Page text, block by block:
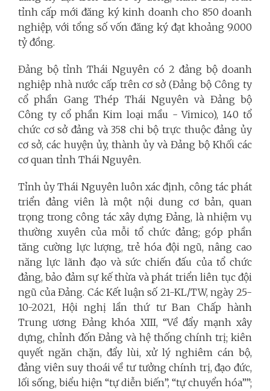
tỉnh cấp mới đăng ký kinh doanh cho 850 doanh
nghiệp, với tổng số vốn đăng ký đạt khoảng 9.000
tỷ đồng.
Đảng bộ tỉnh Thái Nguyên có 2 đảng bộ doanh
nghiệp nhà nước cấp trên cơ sở (Đảng bộ Công ty
cổ phần Gang Thép Thái Nguyên và Đảng bộ
Công ty cổ phần Kim loại mầu - Vimico), 140 tổ
chức cơ sở đảng và 358 chi bộ trực thuộc đảng ủy
cơ sở, các huyện ủy, thành ủy và Đảng bộ Khối các
cơ quan tỉnh Thái Nguyên.
Tỉnh ủy Thái Nguyên luôn xác định, công tác phát
triển đảng viên là một nội dung cơ bản, quan
trọng trong công tác xây dựng Đảng, là nhiệm vụ
thường xuyên của mỗi tổ chức đảng; góp phần
tăng cường lực lượng, trẻ hóa đội ngũ, nâng cao
năng lực lãnh đạo và sức chiến đấu của tổ chức
đảng, bảo đảm sự kế thừa và phát triển liên tục đội
ngũ của Đảng. Các Kết luận số 21-KL/TW, ngày 25-
10-2021, Hội nghị lần thứ tư Ban Chấp hành
Trung ương Đảng khóa XIII, “Về đẩy mạnh xây
dựng, chỉnh đốn Đảng và hệ thống chính trị; kiên
quyết ngăn chặn, đẩy lùi, xử lý nghiêm cán bộ,
đảng viên suy thoái về tư tưởng chính trị, đạo đức,
lối sống, biểu hiện “tự diễn biến”, “tự chuyển hóa””;